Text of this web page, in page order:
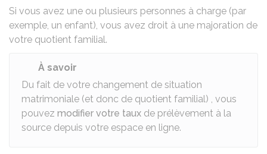
Si vous avez une ou plusieurs personnes à charge (par
exemple, un enfant), vous avez droit à une majoration de
votre quotient familial.
À savoir
Du fait de votre changement de situation
matrimoniale (et donc de quotient familial) , vous
pouvez modifier votre taux de prélèvement à la
source depuis votre espace en ligne.